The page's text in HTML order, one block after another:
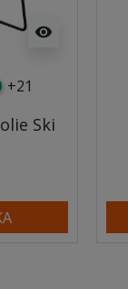
visibility
+21
Ski